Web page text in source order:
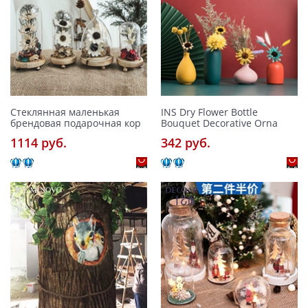
Стеклянная маленькая
брендовая подарочная кор
1114 pуб.
INS Dry Flower Bottle
Bouquet Decorative Orna
342 pуб.